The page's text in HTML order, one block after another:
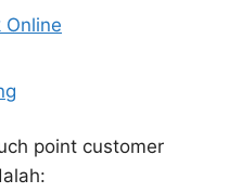
Online
point customer